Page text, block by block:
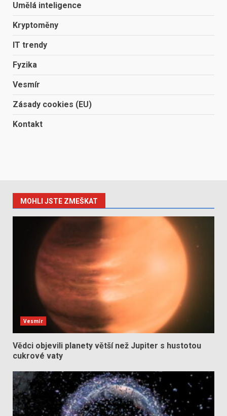
Umělá inteligence
Kryptoměny
IT trendy
Fyzika
Vesmír
Zásady cookies (EU)
Kontakt
MOHLI JSTE ZMEŠKAT
Vesmír
Vědci objevili planety větší než Jupiter s hustotou
cukrové vaty